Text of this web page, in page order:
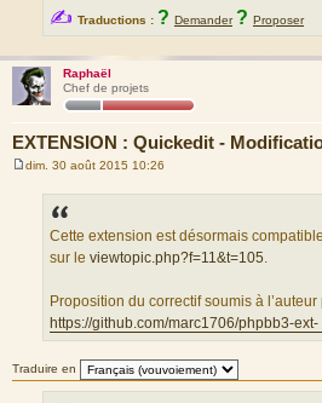
✍ Traductions : ? Demander ? Proposer
Raphaël
Chef de projets
EXTENSION : Quickedit -
dim. 30 août 2015 10:26
Cette extension est désormais
sur le viewtopic.php?f=11&t=105.
Proposition du correctif soumis à
https://github.com/marc1706/phpbb3-ext-
Traduire en